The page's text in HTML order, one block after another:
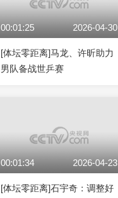
00:01:25 2026-04-30
[体坛零距离]马龙、许昕助力
男队备战世乒赛
00:01:34 2026-04-23
[体坛零距离]石宇奇：调整好